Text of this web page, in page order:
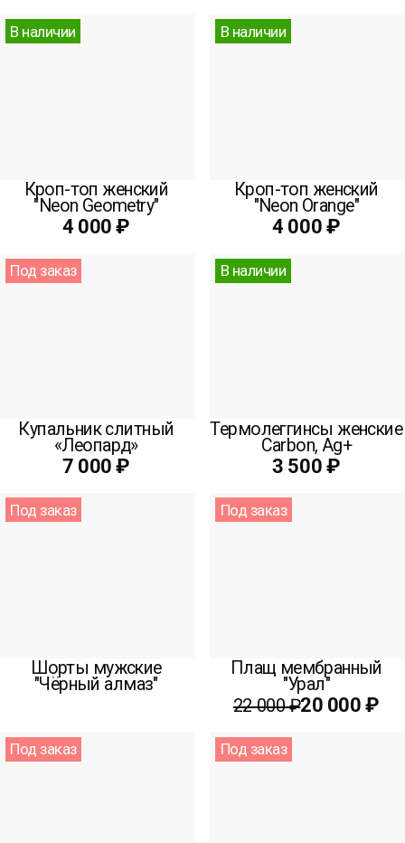
В наличии
Кроп-топ женский
"Neon Geometry"
4 000 ₽
В наличии
Кроп-топ женский
"Neon Orange"
4 000 ₽
Под заказ
Купальник слитный
«Леопард»
7 000 ₽
В наличии
Термолеггинсы женские
Carbon, Ag+
3 500 ₽
Под заказ
Шорты мужские
"Чёрный алмаз"
Под заказ
Плащ мембранный
"Урал"
22 000 ₽20 000 ₽
Под заказ Под заказ